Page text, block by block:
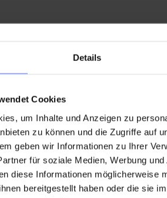
Details
Cookies
um Inhalte und Anzeigen zu
zu können und die Zugriffe auf
geben wir Informationen zu Ihrer
für soziale Medien, Werbung
diese Informationen möglicherweise
bereitgestellt haben oder die sie